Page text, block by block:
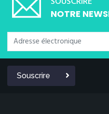
NOTRE
Souscrire